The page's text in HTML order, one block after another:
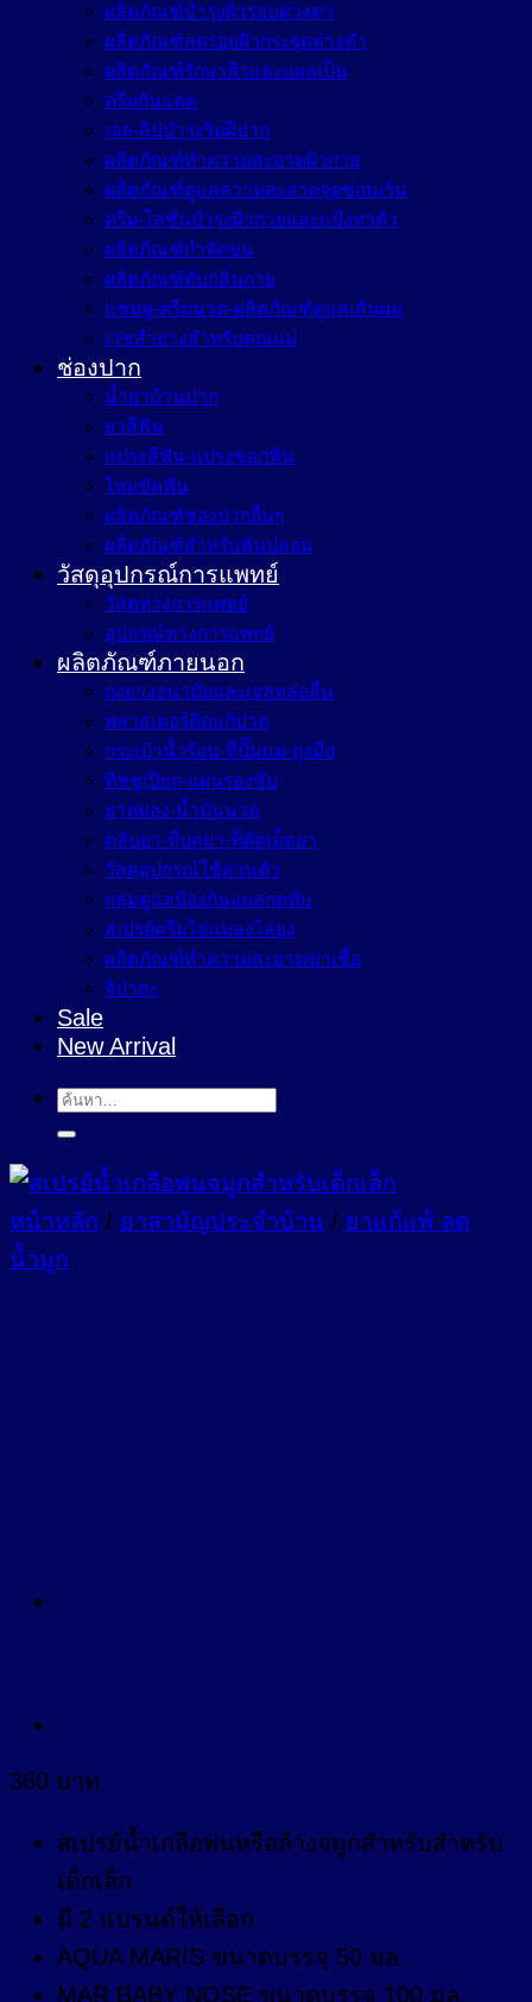
ผลิตภัณฑ์บำรุงผิวรอบดวงตา
ผลิตภัณฑ์ลดรอยฝ้ากระจุดด่างดำ
ผลิตภัณฑ์รักษาสิวและแผลเป็น
ครีมกันแดด
เจล-ลิปบำรุงริมฝีปาก
ผลิตภัณฑ์ทำความสะอาดผิวกาย
ผลิตภัณฑ์ดูแลความสะอาดจุดซ่อนเร้น
ครีม-โลชั่นบำรุงผิวกายและแป้งทาตัว
ผลิตภัณฑ์กำจัดขน
ผลิตภัณฑ์ดับกลิ่นกาย
แชมพู-ครีมนวด-ผลิตภัณฑ์ดูแลเส้นผม
เวชสำอางสำหรับคุณแม่
ช่องปาก
น้ำยาบ้วนปาก
ยาสีฟัน
แปรงสีฟัน-แปรงซอกฟัน
ไหมขัดฟัน
ผลิตภัณฑ์ช่องปากอื่นๆ
ผลิตภัณฑ์สำหรับฟันปลอม
วัสดุอุปกรณ์การแพทย์
วัสดุทางการแพทย์
อุปกรณ์ทางการแพทย์
ผลิตภัณฑ์ภายนอก
ถุงยางอนามัยและเจลหล่อลื่น
พลาสเตอร์ติดแก้ปวด
กระเป๋าน้ำร้อน-ที่ปั๊มนม-ถุงมือ
ทิชชูเปียก-แผ่นรองซับ
ยาหม่อง-น้ำมันนวด
ตลับยา-ที่บดยา-ที่ตัดเม็ดยา
วัสดุอุปกรณ์ใช้ส่วนตัว
กลุ่มดูแลป้องกันแผลกดทับ
สเปรย์ครีมไล่แมลงไล่ยุง
ผลิตภัณฑ์ทำความสะอาดฆ่าเชื้อ
จิปาถะ
Sale
New Arrival
ค้นหา:
หน้าหลัก / ยาสามัญประจำบ้าน / ยาแก้แพ้ ลด
น้ำมูก
360 บาท
สเปรย์น้ำเกลือพ่นหรือล้างจมูกสำหรับสำหรับ
เด็กเล็ก
มี 2 แบรนด์ให้เลือก
AQUA MARIS ขนาดบรรจุ 50 มล.
MAR BABY NOSE ขนาดบรรจุ 100 มล.